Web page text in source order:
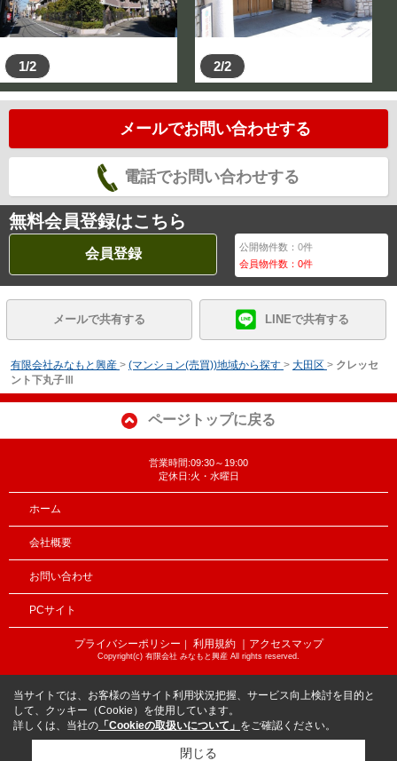
1/2 2/2
メールでお問い合わせする
電話でお問い合わせする
無料会員登録はこちら
会員登録 公開物件数：0件
会員物件数：0件
メールで共有する LINEで共有する
有限会社みなもと興産 > (マンション(売買))地域から探す > 大田区 > クレッセ
ント下丸子Ⅲ
ページトップに戻る
営業時間:09:30～19:00
定休日:火・水曜日
ホーム
会社概要
お問い合わせ
PCサイト
プライバシーポリシー ｜ 利用規約 ｜アクセスマップ
Copyright(c) 有限会社 みなもと興産 All rights reserved.
当サイトでは、お客様の当サイト利用状況把握、サービス向上検討を目的と
して、クッキー（Cookie）を使用しています。
詳しくは、当社の 「Cookieの取扱いについて」 をご確認ください。
閉じる